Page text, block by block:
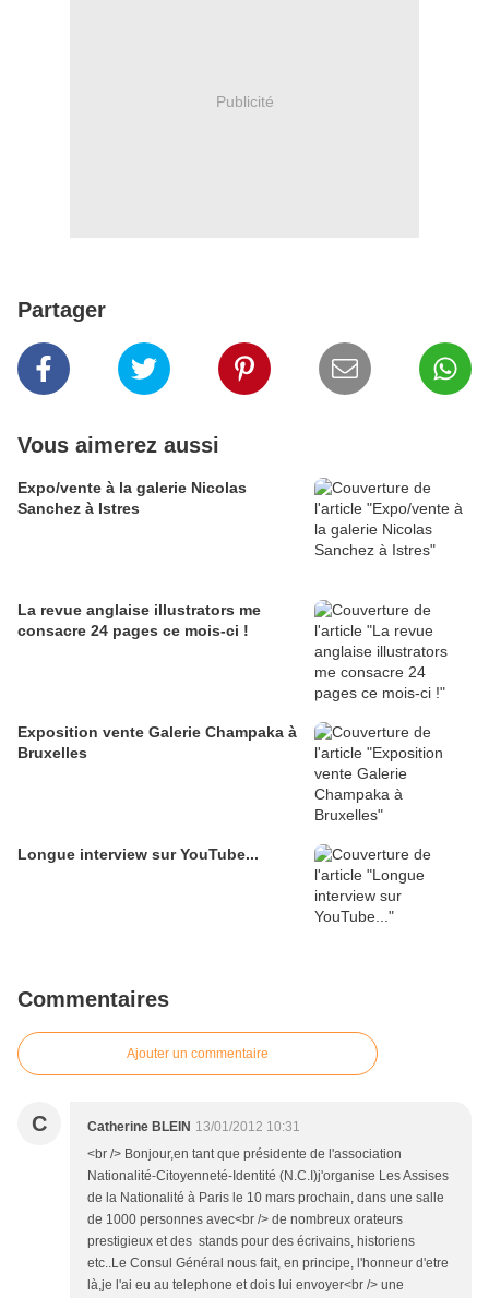
Publicité
Partager
Vous aimerez aussi
Expo/vente à la galerie Nicolas
Sanchez à Istres
La revue anglaise illustrators me
consacre 24 pages ce mois-ci !
Exposition vente Galerie Champaka à
Bruxelles
Longue interview sur YouTube...
Commentaires
Ajouter un commentaire
C Catherine BLEIN 13/01/2012 10:31
<br /> Bonjour,en tant que présidente de l'association
Nationalité-Citoyenneté-Identité (N.C.I)j'organise Les Assises
de la Nationalité à Paris le 10 mars prochain, dans une salle
de 1000 personnes avec<br /> de nombreux orateurs
prestigieux et des stands pour des écrivains, historiens
etc..Le Consul Général nous fait, en principe, l'honneur d'etre
là,je l'ai eu au telephone et dois lui envoyer<br /> une